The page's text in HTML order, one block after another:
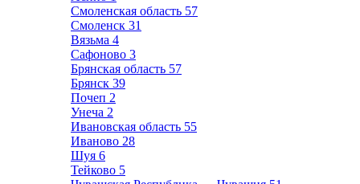
Смоленская область 57
Смоленск 31
Вязьма 4
Сафоново 3
Брянская область 57
Брянск 39
Почеп 2
Унеча 2
Ивановская область 55
Иваново 28
Шуя 6
Тейково 5